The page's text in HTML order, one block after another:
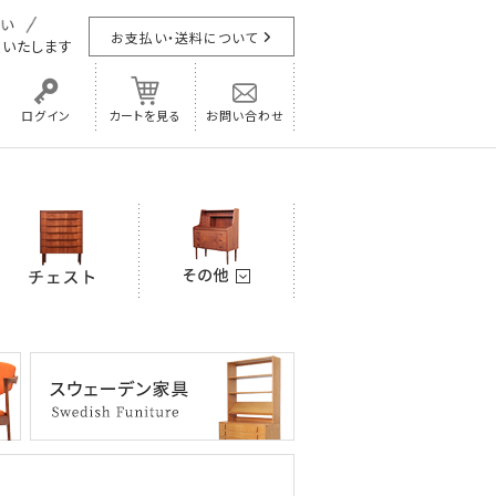
いたします お支払い・送料について
ログイン カートを見る お問い合わせ